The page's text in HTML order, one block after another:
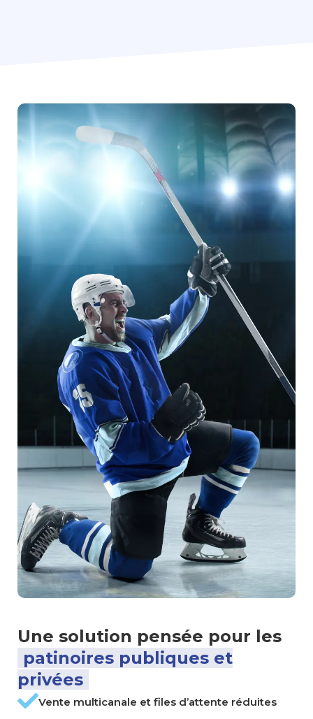
Une solution pensée pour les
patinoires publiques et
privées
Vente multicanale et files d’attente réduites